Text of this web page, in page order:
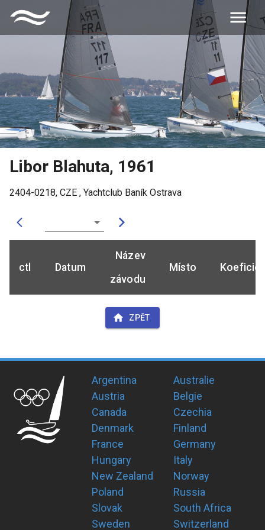
Libor Blahuta, 1961
2404-0218, CZE , Yachtclub Baník Ostrava
ctl Datum
Název
závodu
Místo
ZPĚT
Argentina
Australie
Austria
Belgie
Canada
Czechia
Denmark
Finland
France
Germany
Hungary
Italy
New Zealand
Norway
Poland
Russia
Slovak
South Africa
Sweden
Switzerland